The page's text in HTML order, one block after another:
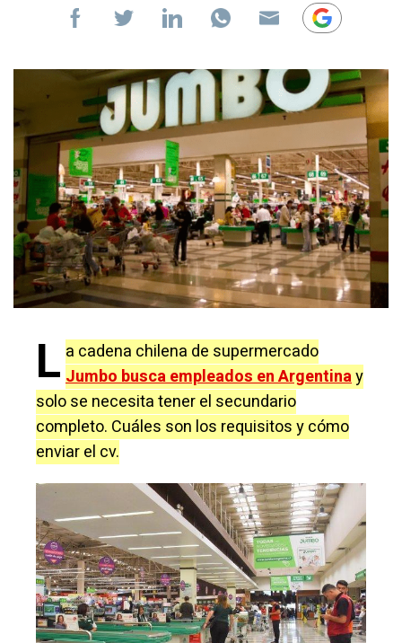
L a cadena chilena de supermercado
Jumbo busca empleados en Argentinay
solo se necesita tener el secundario
completo. Cuáles son los requisitos y cómo
enviar el cv.